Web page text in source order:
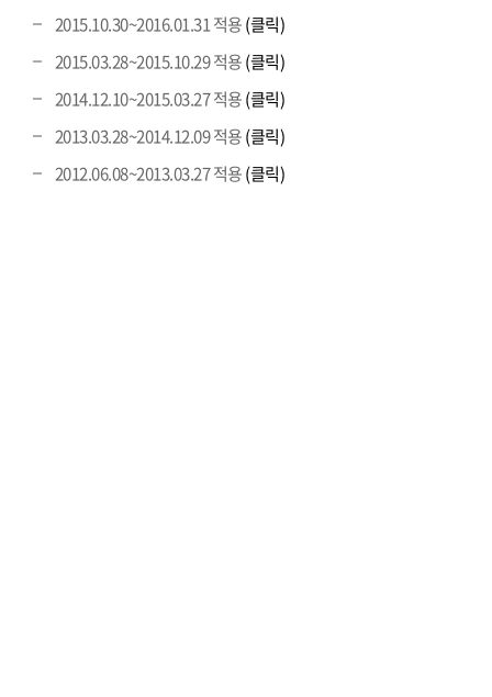
2015.10.30~2016.01.31 적용(클릭)
2015.03.28~2015.10.29 적용(클릭)
2014.12.10~2015.03.27 적용(클릭)
2013.03.28~2014.12.09 적용(클릭)
2012.06.08~2013.03.27 적용(클릭)